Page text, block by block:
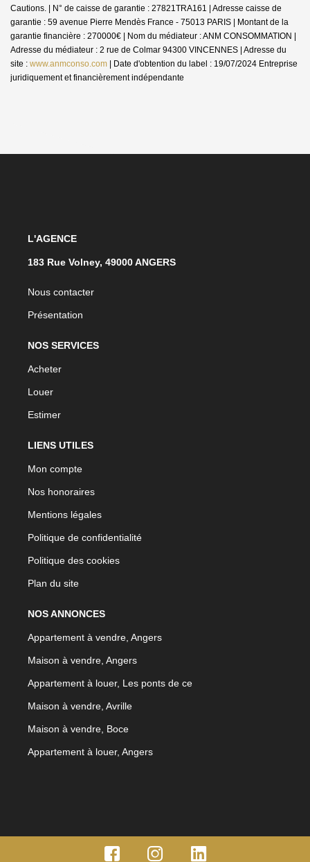
Cautions. | N° de caisse de garantie : 27821TRA161 | Adresse caisse de
garantie : 59 avenue Pierre Mendès France - 75013 PARIS | Montant de la
garantie financière : 270000€ | Nom du médiateur : ANM CONSOMMATION |
Adresse du médiateur : 2 rue de Colmar 94300 VINCENNES | Adresse du
site : www.anmconso.com | Date d'obtention du label : 19/07/2024 Entreprise
juridiquement et financièrement indépendante
L'AGENCE
183 Rue Volney, 49000 ANGERS
Nous contacter
Présentation
NOS SERVICES
Acheter
Louer
Estimer
LIENS UTILES
Mon compte
Nos honoraires
Mentions légales
Politique de confidentialité
Politique des cookies
Plan du site
NOS ANNONCES
Appartement à vendre, Angers
Maison à vendre, Angers
Appartement à louer, Les ponts de ce
Maison à vendre, Avrille
Maison à vendre, Boce
Appartement à louer, Angers